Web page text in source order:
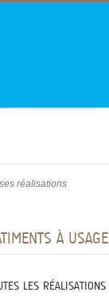
réalisations
À
LES RÉALISATIONS